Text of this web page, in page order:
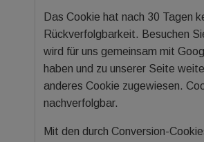
Das Cookie hat nach 30 Tagen
Rückverfolgbarkeit. Besuchen
wird für uns gemeinsam mit
haben und zu unserer Seite
anderes Cookie zugewiesen.
nachverfolgbar.
Mit den durch Conversion-